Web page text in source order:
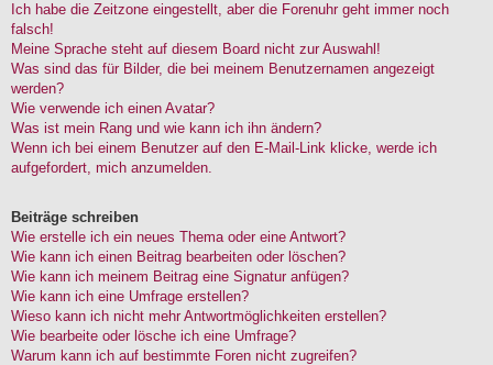
Ich habe die Zeitzone eingestellt, aber die Forenuhr geht immer noch
falsch!
Meine Sprache steht auf diesem Board nicht zur Auswahl!
Was sind das für Bilder, die bei meinem Benutzernamen angezeigt
werden?
Wie verwende ich einen Avatar?
Was ist mein Rang und wie kann ich ihn ändern?
Wenn ich bei einem Benutzer auf den E-Mail-Link klicke, werde ich
aufgefordert, mich anzumelden.
Beiträge schreiben
Wie erstelle ich ein neues Thema oder eine Antwort?
Wie kann ich einen Beitrag bearbeiten oder löschen?
Wie kann ich meinem Beitrag eine Signatur anfügen?
Wie kann ich eine Umfrage erstellen?
Wieso kann ich nicht mehr Antwortmöglichkeiten erstellen?
Wie bearbeite oder lösche ich eine Umfrage?
Warum kann ich auf bestimmte Foren nicht zugreifen?